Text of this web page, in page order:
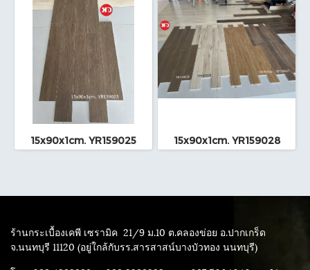
15x90x1cm. YR159025 15x90x1cm. YR159028
ร้านกระเบื้องเคพี เซรามิค 21/9 ม.10 ต.คลองข่อย อ.ปากเกร็ด
จ.นนทบุรี 11120 (อยู่ใกล้กับรร.สารสาสน์บางบัวทอง นนทบุรี)